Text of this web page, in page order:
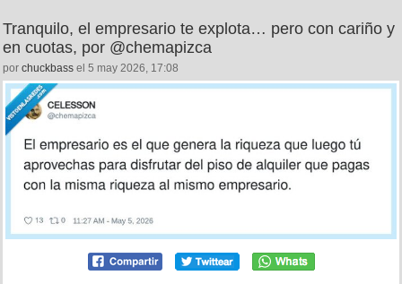
Tranquilo, el empresario te explota… pero con cariño y
en cuotas, por @chemapizca
por chuckbass el 5 may 2026, 17:08